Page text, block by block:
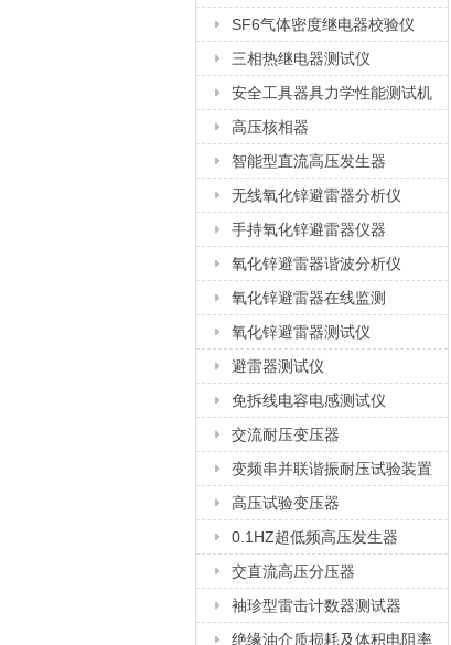
SF6气体密度继电器校验仪
三相热继电器测试仪
安全工具器具力学性能测试机
高压核相器
智能型直流高压发生器
无线氧化锌避雷器分析仪
手持氧化锌避雷器仪器
氧化锌避雷器谐波分析仪
氧化锌避雷器在线监测
氧化锌避雷器测试仪
避雷器测试仪
免拆线电容电感测试仪
交流耐压变压器
变频串并联谐振耐压试验装置
高压试验变压器
0.1HZ超低频高压发生器
交直流高压分压器
袖珍型雷击计数器测试器
绝缘油介质损耗及体积电阻率